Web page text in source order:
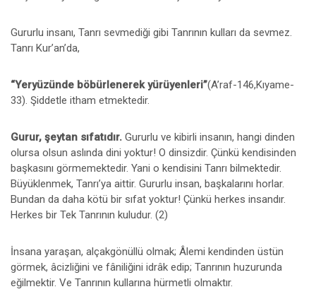
Gururlu insanı, Tanrı sevmediği gibi Tanrının kulları da sevmez.
Tanrı Kur’an’da,
“Yeryüzünde böbürlenerek yürüyenleri”(A’raf-146,Kıyame-
33). Şiddetle itham etmektedir.
Gurur, şeytan sıfatıdır. Gururlu ve kibirli insanın, hangi dinden
olursa olsun aslında dini yoktur! O dinsizdir. Çünkü kendisinden
başkasını görmemektedir. Yani o kendisini Tanrı bilmektedir.
Büyüklenmek, Tanrı’ya aittir. Gururlu insan, başkalarını horlar.
Bundan da daha kötü bir sıfat yoktur! Çünkü herkes insandır.
Herkes bir Tek Tanrının kuludur. (2)
İnsana yaraşan, alçakgönüllü olmak; Âlemi kendinden üstün
görmek, âcizliğini ve fâniliğini idrâk edip; Tanrının huzurunda
eğilmektir. Ve Tanrının kullarına hürmetli olmaktır.